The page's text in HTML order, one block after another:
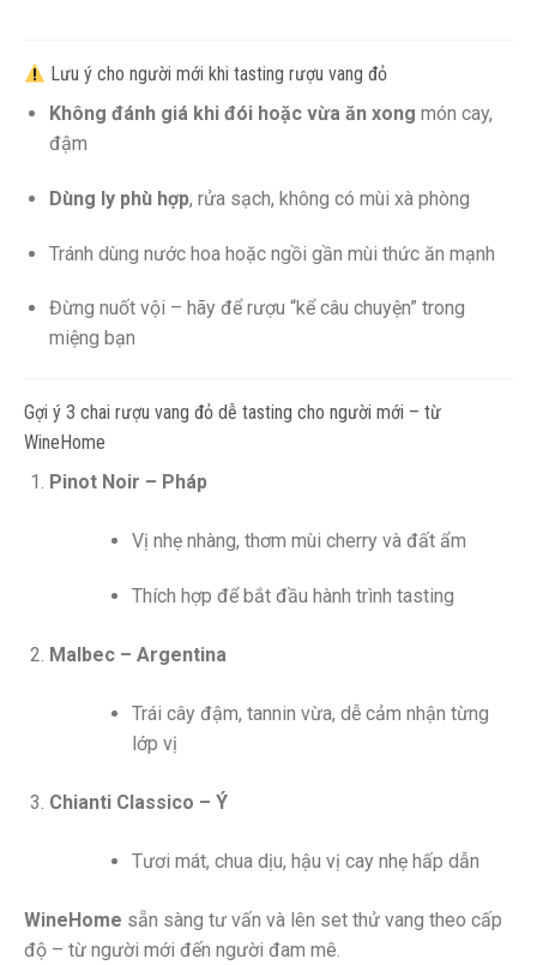
Lưu ý cho người mới khi tasting rượu vang đỏ
Không đánh giá khi đói hoặc vừa ăn xong món cay,
đậm
Dùng ly phù hợp, rửa sạch, không có mùi xà phòng
Tránh dùng nước hoa hoặc ngồi gần mùi thức ăn mạnh
Đừng nuốt vội – hãy để rượu “kể câu chuyện” trong
miệng bạn
Gợi ý 3 chai rượu vang đỏ dễ tasting cho người mới – từ
WineHome
Pinot Noir – Pháp
Vị nhẹ nhàng, thơm mùi cherry và đất ẩm
Thích hợp để bắt đầu hành trình tasting
Malbec – Argentina
Trái cây đậm, tannin vừa, dễ cảm nhận từng
lớp vị
Chianti Classico – Ý
Tươi mát, chua dịu, hậu vị cay nhẹ hấp dẫn
WineHome sẵn sàng tư vấn và lên set thử vang theo cấp
độ – từ người mới đến người đam mê.